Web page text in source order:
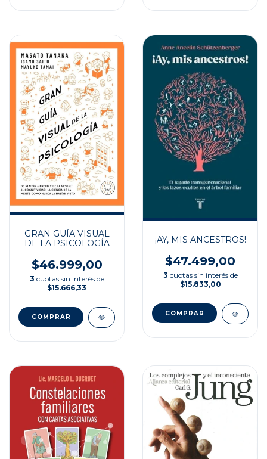
GRAN GUÍA VISUAL
DE LA PSICOLOGÍA
$46.999,00
3 cuotas sin interés de
$15.666,33
¡AY, MIS ANCESTROS!
$47.499,00
3 cuotas sin interés de
$15.833,00